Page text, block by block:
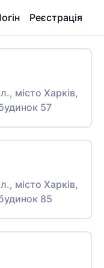
Реєстрація
місто Харків,
57
місто Харків,
85